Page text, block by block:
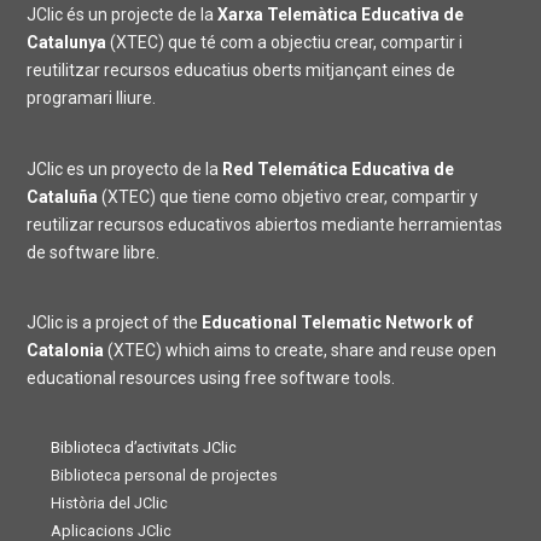
JClic és un projecte de la Xarxa Telemàtica Educativa de
Catalunya (XTEC) que té com a objectiu crear, compartir i
reutilitzar recursos educatius oberts mitjançant eines de
programari lliure.
JClic es un proyecto de la Red Telemática Educativa de
Cataluña (XTEC) que tiene como objetivo crear, compartir y
reutilizar recursos educativos abiertos mediante herramientas
de software libre.
JClic is a project of the Educational Telematic Network of
Catalonia (XTEC) which aims to create, share and reuse open
educational resources using free software tools.
Biblioteca d’activitats JClic
Biblioteca personal de projectes
Història del JClic
Aplicacions JClic